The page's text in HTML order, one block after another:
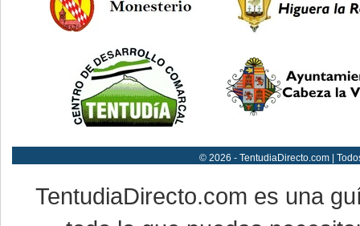
© 2026 - TentudiaDirecto.com |
TentudiaDirecto.com es una